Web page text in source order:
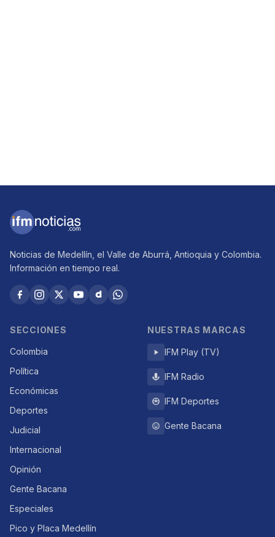
Noticias de Medellín, el Valle de Aburrá, Antioquia y Colombia.
Información en tiempo real.
SECCIONES
Colombia
Política
Económicas
Deportes
Judicial
Internacional
Opinión
Gente Bacana
Especiales
Pico y Placa Medellín
NUESTRAS MARCAS
IFM Play (TV)
IFM Radio
IFM Deportes
Gente Bacana